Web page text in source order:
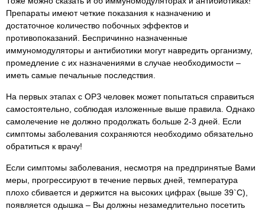
Препараты имеют четкие показания к назначению и
достаточное количество побочных эффектов и
противопоказаний. Беспричинно назначенные
иммуномодуляторы и антибиотики могут навредить организму,
промедление с их назначениями в случае необходимости –
иметь самые печальные последствия.
На первых этапах с ОРЗ человек может попытаться справиться
самостоятельно, соблюдая изложенные выше правила. Однако
самолечение не должно продолжать больше 2-3 дней. Если
симптомы заболевания сохраняются необходимо обязательно
обратиться к врачу!
Если симптомы заболевания, несмотря на предпринятые Вами
меры, прогрессируют в течение первых дней, температура
плохо сбивается и держится на высоких цифрах (выше 39`С),
появляется одышка – Вы должны незамедлительно посетить